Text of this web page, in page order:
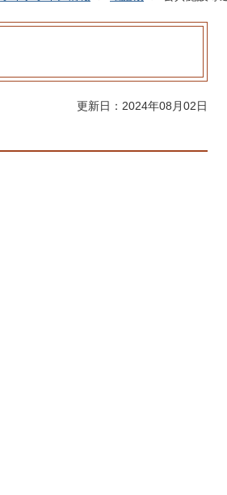
更新日：2024年08月02日